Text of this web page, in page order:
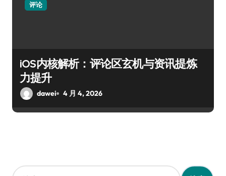
评论
iOS内核解析：评论区玄机与资讯提炼
力提升
dawei 4 月 4, 2026
搜